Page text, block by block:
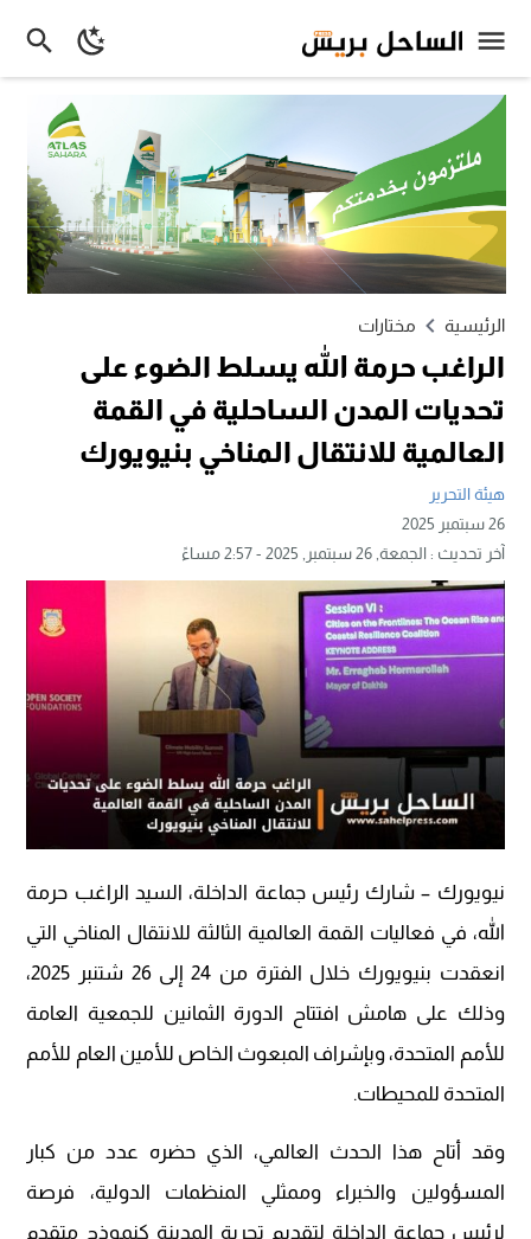
الرئيسية مختارات
الراغب حرمة الله يسلط الضوء على
تحديات المدن الساحلية في القمة
العالمية للانتقال المناخي بنيويورك
هيئة التحرير
26 سبتمبر 2025
آخر تحديث :الجمعة, 26 سبتمبر, 2025 - 2:57 مساءً
نيويورك – شارك رئيس جماعة الداخلة، السيد الراغب حرمة
الله، في فعاليات القمة العالمية الثالثة للانتقال المناخي التي
انعقدت بنيويورك خلال الفترة من 24 إلى 26 شتنبر 2025،
وذلك على هامش افتتاح الدورة الثمانين للجمعية العامة
للأمم المتحدة، وبإشراف المبعوث الخاص للأمين العام للأمم
المتحدة للمحيطات.
وقد أتاح هذا الحدث العالمي، الذي حضره عدد من كبار
المسؤولين والخبراء وممثلي المنظمات الدولية، فرصة
لرئيس جماعة الداخلة لتقديم تجربة المدينة كنموذج متقدم